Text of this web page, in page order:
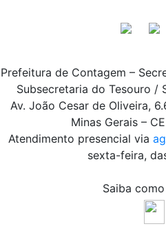
Prefeitura de Contagem –
Subsecretaria do Tesouro /
Av. João Cesar de Oliveira,
Minas Gerais –
Atendimento presencial via
sexta-feira,
Saiba